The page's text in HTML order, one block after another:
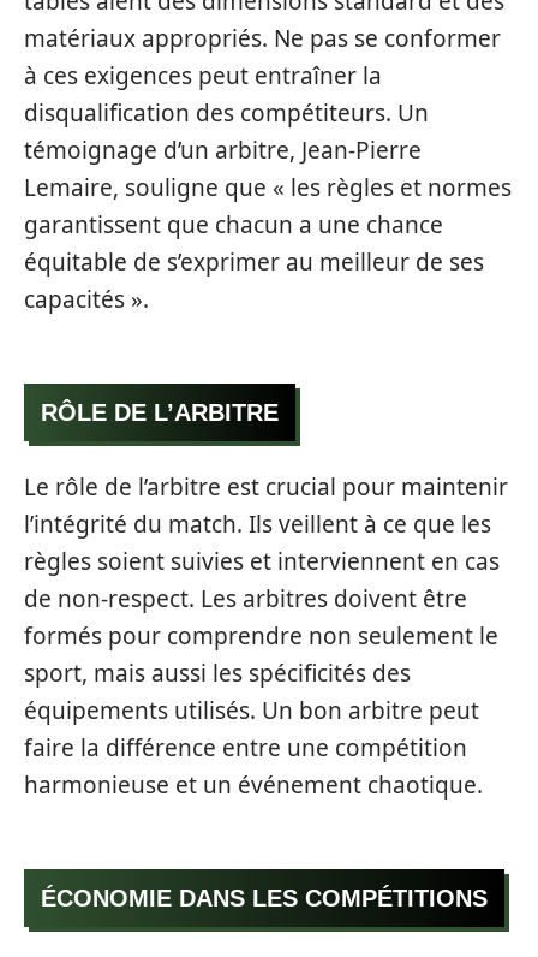
matériaux appropriés. Ne pas se conformer
à ces exigences peut entraîner la
disqualification des compétiteurs. Un
témoignage d’un arbitre, Jean-Pierre
Lemaire, souligne que « les règles et normes
garantissent que chacun a une chance
équitable de s’exprimer au meilleur de ses
capacités ».
RÔLE DE L’ARBITRE
Le rôle de l’arbitre est crucial pour maintenir
l’intégrité du match. Ils veillent à ce que les
règles soient suivies et interviennent en cas
de non-respect. Les arbitres doivent être
formés pour comprendre non seulement le
sport, mais aussi les spécificités des
équipements utilisés. Un bon arbitre peut
faire la différence entre une compétition
harmonieuse et un événement chaotique.
ÉCONOMIE DANS LES COMPÉTITIONS